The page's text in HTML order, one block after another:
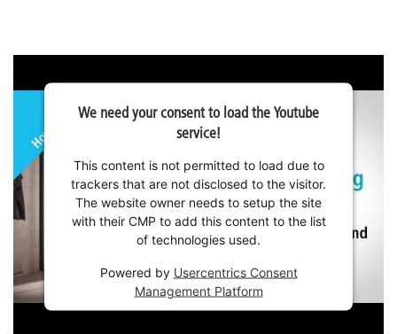
We need your consent to load the Youtube
service!
This content is not permitted to load due to
trackers that are not disclosed to the visitor.
The website owner needs to setup the site
with their CMP to add this content to the list
of technologies used.
Powered by Usercentrics Consent
Management Platform